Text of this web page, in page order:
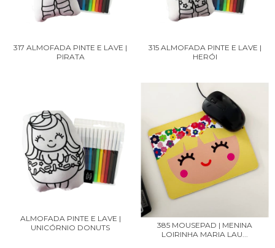
317 ALMOFADA PINTE E LAVE |
PIRATA
315 ALMOFADA PINTE E LAVE |
HERÓI
ALMOFADA PINTE E LAVE |
UNICÓRNIO DONUTS
385 MOUSEPAD | MENINA
LOIRINHA MARIA LAU...